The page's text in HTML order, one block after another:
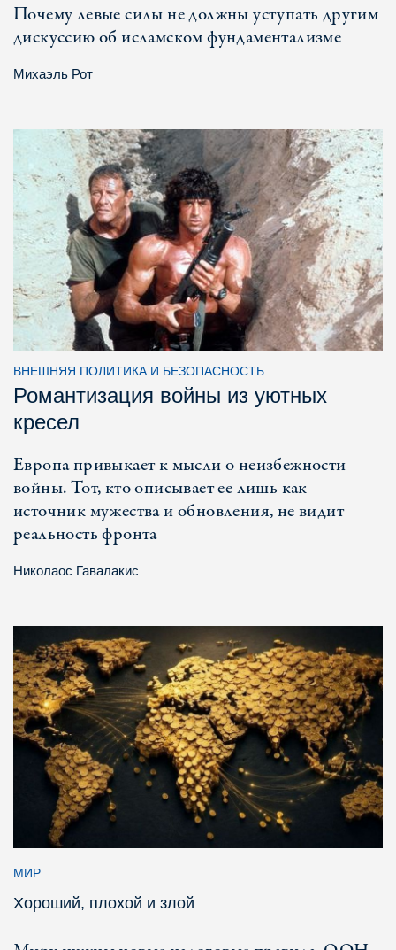
Почему левые силы не должны уступать другим
дискуссию об исламском фундаментализме
Михаэль Рот
ВНЕШНЯЯ ПОЛИТИКА И БЕЗОПАСНОСТЬ
Романтизация войны из уютных
кресел
Европа привыкает к мысли о неизбежности
войны. Тот, кто описывает ее лишь как
источник мужества и обновления, не видит
реальность фронта
Николаос Гавалакис
МИР
Хороший, плохой и злой